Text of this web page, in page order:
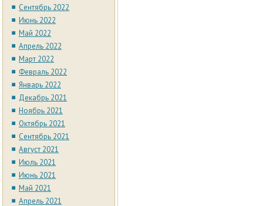
Сентябрь 2022
Июнь 2022
Май 2022
Апрель 2022
Март 2022
Февраль 2022
Январь 2022
Декабрь 2021
Ноябрь 2021
Октябрь 2021
Сентябрь 2021
Август 2021
Июль 2021
Июнь 2021
Май 2021
Апрель 2021